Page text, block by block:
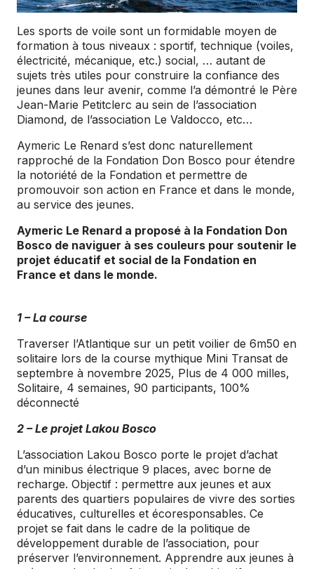
Les sports de voile sont un formidable moyen de
formation à tous niveaux : sportif, technique (voiles,
électricité, mécanique, etc.) social, … autant de
sujets très utiles pour construire la confiance des
jeunes dans leur avenir, comme l’a démontré le Père
Jean-Marie Petitclerc au sein de l’association
Diamond, de l’association Le Valdocco, etc…
Aymeric Le Renard s’est donc naturellement
rapproché de la Fondation Don Bosco pour étendre
la notoriété de la Fondation et permettre de
promouvoir son action en France et dans le monde,
au service des jeunes.
Aymeric Le Renard a proposé à la Fondation Don
Bosco de naviguer à ses couleurs pour soutenir le
projet éducatif et social de la Fondation en
France et dans le monde.
1 – La course
Traverser l’Atlantique sur un petit voilier de 6m50 en
solitaire lors de la course mythique Mini Transat de
septembre à novembre 2025, Plus de 4 000 milles,
Solitaire, 4 semaines, 90 participants, 100%
déconnecté
2 – Le projet Lakou Bosco
L’association Lakou Bosco porte le projet d’achat
d’un minibus électrique 9 places, avec borne de
recharge. Objectif : permettre aux jeunes et aux
parents des quartiers populaires de vivre des sorties
éducatives, culturelles et écoresponsables. Ce
projet se fait dans le cadre de la politique de
développement durable de l’association, pour
préserver l’environnement. Apprendre aux jeunes à